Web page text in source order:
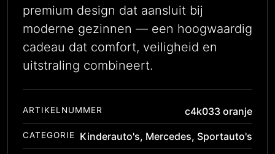
premium design dat aansluit bij
moderne gezinnen — een hoogwaardig
cadeau dat comfort, veiligheid en
uitstraling combineert.
ARTIKELNUMMER c4k033 oranje
CATEGORIE Kinderauto's, Mercedes, Sportauto's